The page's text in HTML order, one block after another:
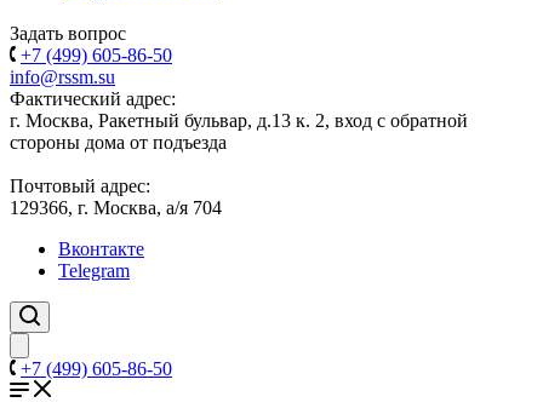
Задать вопрос
+7 (499) 605-86-50
info@rssm.su
Фактический адрес:
г. Москва, Ракетный бульвар, д.13 к. 2, вход с обратной
стороны дома от подъезда
Почтовый адрес:
129366, г. Москва, а/я 704
Вконтакте
Telegram
+7 (499) 605-86-50